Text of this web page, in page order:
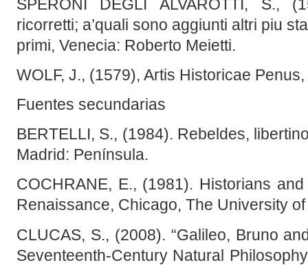
SPERONI DEGLI ALVAROTTI, S.,
ricorretti; a’quali sono aggiunti altri piu
primi, Venecia: Roberto Meietti.
WOLF, J., (1579), Artis Historicae
Fuentes secundarias
BERTELLI, S., (1984). Rebeldes,
Madrid: Península.
COCHRANE, E., (1981). Historians
Renaissance, Chicago, The University
CLUCAS, S., (2008). “Galileo, Bruno
Seventeenth-Century Natural